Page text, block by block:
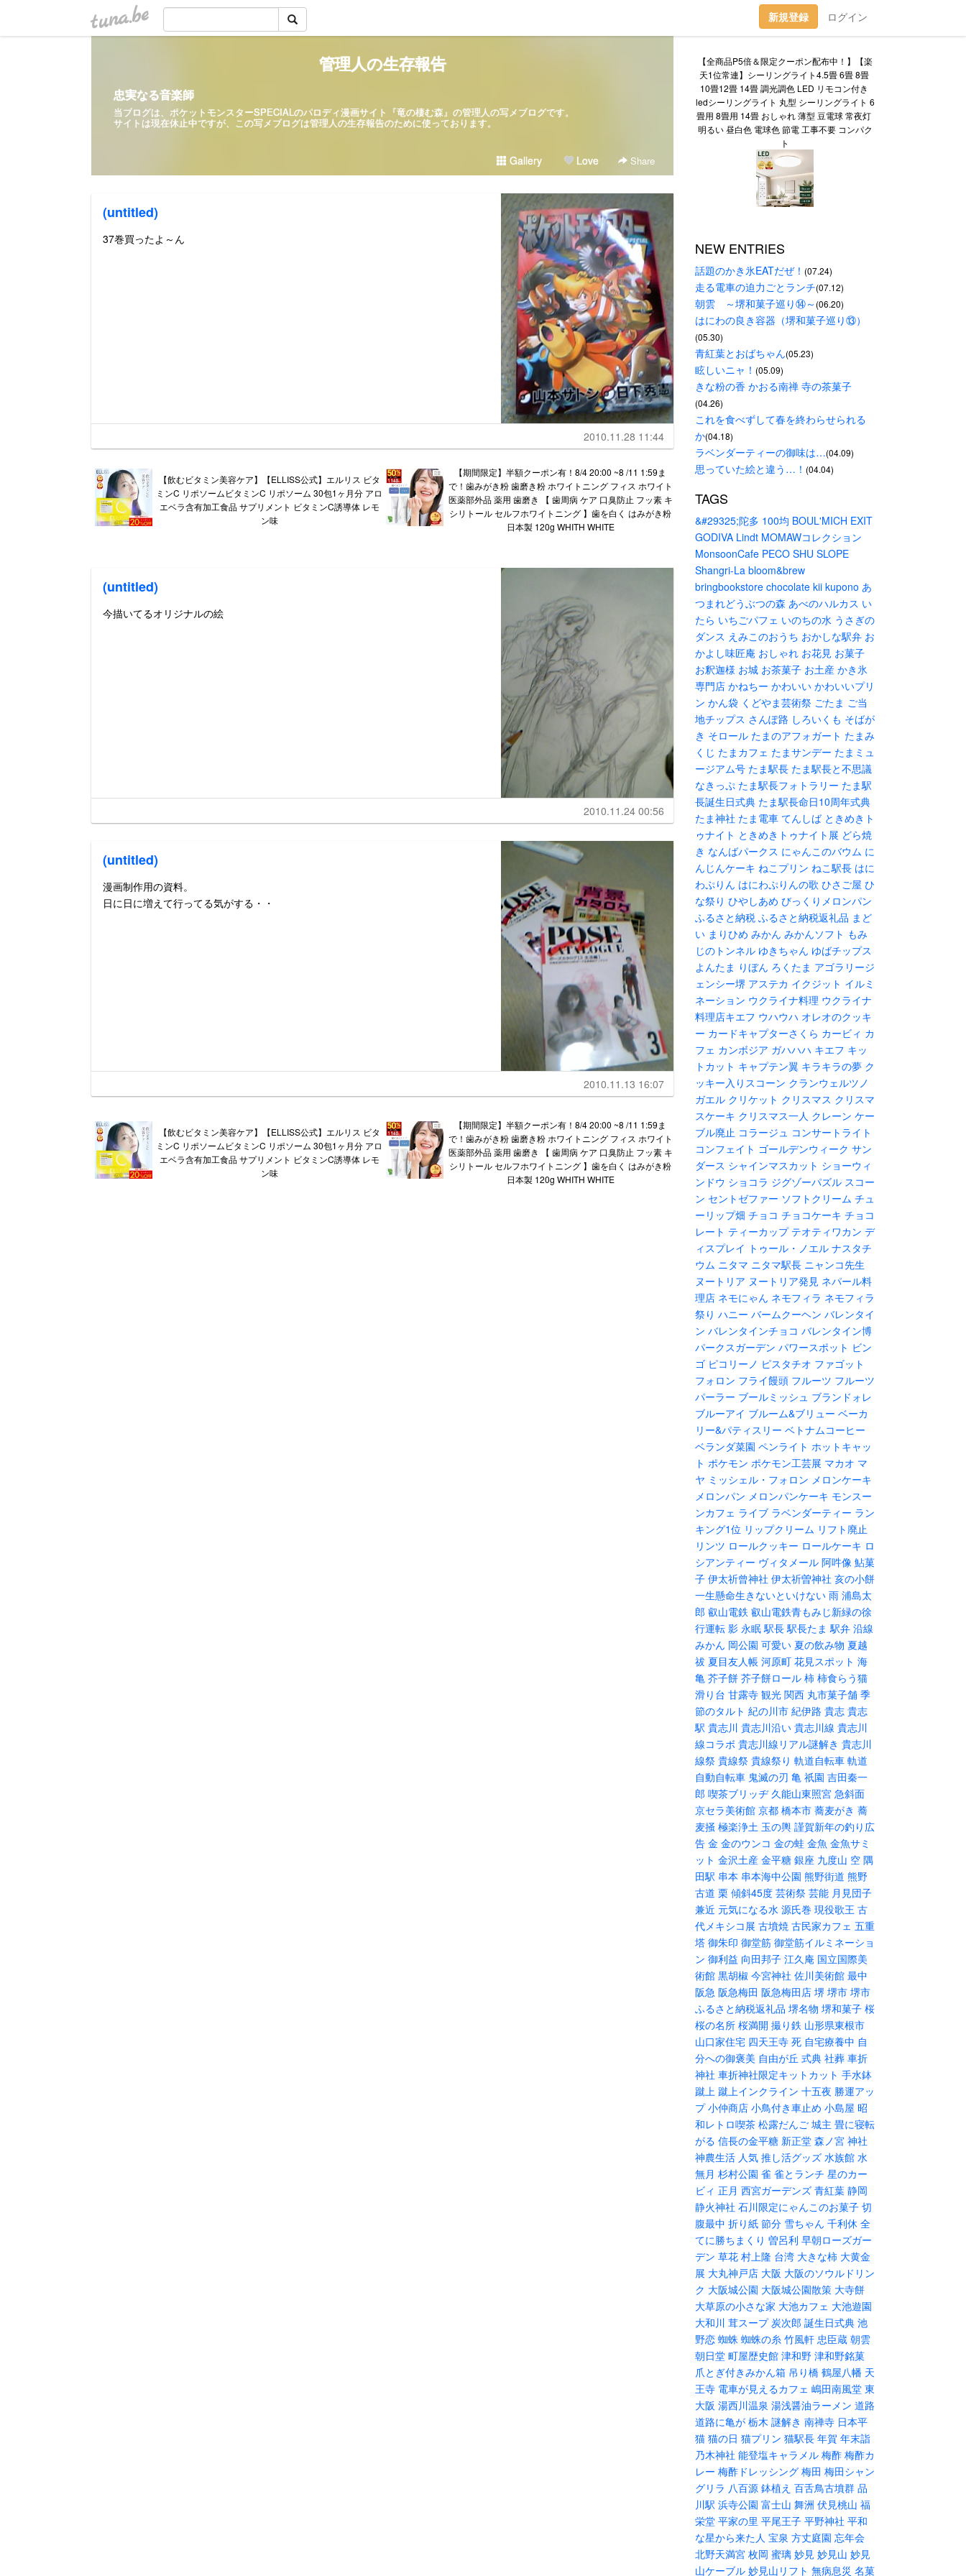
tuna.be 新規登録 ログイン
管理人の生存報告
忠実なる音楽師
当ブログは、ポケットモンスターSPECIALのパロディ漫画サイト『竜の棲む森』の管理人の写メブログです。
サイトは現在休止中ですが、この写メブログは管理人の生存報告のために使っております。
Gallery Love Share
(untitled)
37巻買ったよ～ん
2010.11.28 11:44
【飲むビタミン美容ケア】【ELLISS公式】エルリス ビタ
ミンC リポソームビタミンC リポソーム 30包1ヶ月分 アロ
エベラ含有加工食品 サプリメント ビタミンC誘導体 レモ
ン味
【期間限定】半額クーポン有！8/4 20:00 ~8 /11 1:59ま
で！歯みがき粉 歯磨き粉 ホワイトニング フィス ホワイト
医薬部外品 薬用 歯磨き 【 歯周病 ケア 口臭防止 フッ素 キ
シリトール セルフホワイトニング 】歯を白く はみがき粉
日本製 120g WHITH WHITE
(untitled)
今描いてるオリジナルの絵
2010.11.24 00:56
(untitled)
漫画制作用の資料。
日に日に増えて行ってる気がする・・
2010.11.13 16:07
【飲むビタミン美容ケア】【ELLISS公式】エルリス ビタ
ミンC リポソームビタミンC リポソーム 30包1ヶ月分 アロ
エベラ含有加工食品 サプリメント ビタミンC誘導体 レモ
ン味
【期間限定】半額クーポン有！8/4 20:00 ~8 /11 1:59ま
で！歯みがき粉 歯磨き粉 ホワイトニング フィス ホワイト
医薬部外品 薬用 歯磨き 【 歯周病 ケア 口臭防止 フッ素 キ
シリトール セルフホワイトニング 】歯を白く はみがき粉
日本製 120g WHITH WHITE
【全商品P5倍＆限定クーポン配布中！】【楽
天1位常連】シーリングライト4.5畳 6畳 8畳
10畳12畳 14畳 調光調色 LED リモコン付き
ledシーリングライト 丸型 シーリングライト 6
畳用 8畳用 14畳 おしゃれ 薄型 豆電球 常夜灯
明るい 昼白色 電球色 節電 工事不要 コンパク
ト
NEW ENTRIES
話題のかき氷EATだぜ！ (07.24)
走る電車の迫力ごとランチ(07.12)
朝雲　～堺和菓子巡り⑭～(06.20)
はにわの良き容器（堺和菓子巡り⑬）
(05.30)
青紅葉とおばちゃん(05.23)
眩しいニャ！ (05.09)
きな粉の香 かおる南禅 寺の茶菓子
(04.26)
これを食べずして春を終わらせられる
か(04.18)
ラベンダーティーの御味は…(04.09)
思っていた絵と違う…！ (04.04)
TAGS
&#29325;陀多 100均 BOUL'MICH EXIT
GODIVA Lindt MOMAWコレクション
MonsoonCafe PECO SHU SLOPE
Shangri-La bloom&brew
bringbookstore chocolate kii kupono あ
つまれどうぶつの森 あべのハルカス い
たら いちごパフェ いのちの水 うさぎの
ダンス えみこのおうち おかしな駅弁 お
かよし味匠庵 おしゃれ お花見 お菓子
お釈迦様 お城 お茶菓子 お土産 かき氷
専門店 かねちー かわいい かわいいプリ
ン かん袋 くどやま芸術祭 ごたま ご当
地チップス さんぽ路 しろいくも そばが
き そロール たまのアフォガート たまみ
くじ たまカフェ たまサンデー たまミュ
ージアム号 たま駅長 たま駅長と不思議
なきっぷ たま駅長フォトラリー たま駅
長誕生日式典 たま駅長命日10周年式典
たま神社 たま電車 てんしば ときめきト
ゥナイト ときめきトゥナイト展 どら焼
き なんばパークス にゃんこのバウム に
んじんケーキ ねこプリン ねこ駅長 はに
わぷりん はにわぷりんの歌 ひさご屋 ひ
な祭り ひやしあめ びっくりメロンパン
ふるさと納税 ふるさと納税返礼品 まど
い まりひめ みかん みかんソフト もみ
じのトンネル ゆきちゃん ゆばチップス
よんたま りぼん ろくたま アゴラリージ
ェンシー堺 アステカ イクジット イルミ
ネーション ウクライナ料理 ウクライナ
料理店キエフ ウハウハ オレオのクッキ
ー カードキャプターさくら カービィ カ
フェ カンボジア ガハハハ キエフ キッ
トカット キャプテン翼 キラキラの夢 ク
ッキー入りスコーン クランウェルツノ
ガエル クリケット クリスマス クリスマ
スケーキ クリスマス一人 クレーン ケー
ブル廃止 コラージュ コンサートライト
コンフェイト ゴールデンウィーク サン
ダース シャインマスカット ショーウィ
ンドウ ショコラ ジグゾーパズル スコー
ン セントゼファー ソフトクリーム チュ
ーリップ畑 チョコ チョコケーキ チョコ
レート ティーカップ テオティワカン デ
ィスプレイ トゥール・ノエル ナスタチ
ウム ニタマ ニタマ駅長 ニャンコ先生
ヌートリア ヌートリア発見 ネパール料
理店 ネモにゃん ネモフィラ ネモフィラ
祭り ハニー バームクーヘン バレンタイ
ン バレンタインチョコ バレンタイン博
パークスガーデン パワースポット ビン
ゴ ピコリーノ ピスタチオ ファゴット
フォロン フライ饅頭 フルーツ フルーツ
パーラー ブールミッシュ ブランドォレ
ブルーアイ ブルーム&ブリュー ベーカ
リー&パティスリー ベトナムコーヒー
ベランダ菜園 ペンライト ホットキャッ
ト ポケモン ポケモン工芸展 マカオ マ
ヤ ミッシェル・フォロン メロンケーキ
メロンパン メロンパンケーキ モンスー
ンカフェ ライブ ラベンダーティー ラン
キング1位 リップクリーム リフト廃止
リンツ ロールクッキー ロールケーキ ロ
シアンティー ヴィタメール 阿吽像 鮎菓
子 伊太祈曾神社 伊太祈曽神社 亥の小餅
一生懸命生きないといけない 雨 浦島太
郎 叡山電鉄 叡山電鉄青もみじ新緑の徐
行運転 影 永眠 駅長 駅長たま 駅弁 沿線
みかん 岡公園 可愛い 夏の飲み物 夏越
祓 夏目友人帳 河原町 花見スポット 海
亀 芥子餅 芥子餅ロール 柿 柿食らう猫
滑り台 甘露寺 観光 関西 丸市菓子舗 季
節のタルト 紀の川市 紀伊路 貴志 貴志
駅 貴志川 貴志川沿い 貴志川線 貴志川
線コラボ 貴志川線リアル謎解き 貴志川
線祭 貴線祭 貴線祭り 軌道自転車 軌道
自動自転車 鬼滅の刃 亀 祇園 吉田秦一
郎 喫茶ブリッヂ 久能山東照宮 急斜面
京セラ美術館 京都 橋本市 蕎麦がき 蕎
麦掻 極楽浄土 玉の輿 謹賀新年の釣り広
告 金 金のウンコ 金の蛙 金魚 金魚サミ
ット 金沢土産 金平糖 銀座 九度山 空 隅
田駅 串本 串本海中公園 熊野街道 熊野
古道 栗 傾斜45度 芸術祭 芸能 月見団子
兼近 元気になる水 源氏巻 現役歌王 古
代メキシコ展 古墳焼 古民家カフェ 五重
塔 御朱印 御堂筋 御堂筋イルミネーショ
ン 御利益 向田邦子 江久庵 国立国際美
術館 黒胡椒 今宮神社 佐川美術館 最中
阪急 阪急梅田 阪急梅田店 堺 堺市 堺市
ふるさと納税返礼品 堺名物 堺和菓子 桜
桜の名所 桜満開 撮り鉄 山形県東根市
山口家住宅 四天王寺 死 自宅療養中 自
分への御褒美 自由が丘 式典 社葬 車折
神社 車折神社限定キットカット 手水鉢
蹴上 蹴上インクライン 十五夜 勝運アッ
プ 小仲商店 小鳥付き車止め 小島屋 昭
和レトロ喫茶 松露だんご 城主 畳に寝転
がる 信長の金平糖 新正堂 森ノ宮 神社
神農生活 人気 推し活グッズ 水族館 水
無月 杉村公園 雀 雀とランチ 星のカー
ビィ 正月 西宮ガーデンズ 青紅葉 静岡
静火神社 石川限定にゃんこのお菓子 切
腹最中 折り紙 節分 雪ちゃん 千利休 全
てに勝ちまくり 曽呂利 早朝ローズガー
デン 草花 村上隆 台湾 大きな柿 大黄金
展 大丸神戸店 大阪 大阪のソウルドリン
ク 大阪城公園 大阪城公園散策 大寺餅
大草原の小さな家 大池カフェ 大池遊園
大和川 茸スープ 炭次郎 誕生日式典 池
野恋 蜘蛛 蜘蛛の糸 竹風軒 忠臣蔵 朝雲
朝日堂 町屋歴史館 津和野 津和野銘菓
爪とぎ付きみかん箱 吊り橋 鶴屋八幡 天
王寺 電車が見えるカフェ 嶋田南風堂 東
大阪 湯西川温泉 湯浅醤油ラーメン 道路
道路に亀が 栃木 謎解き 南禅寺 日本平
猫 猫の日 猫プリン 猫駅長 年賀 年末詣
乃木神社 能登塩キャラメル 梅酢 梅酢カ
レー 梅酢ドレッシング 梅田 梅田シャン
グリラ 八百源 鉢植え 百舌鳥古墳群 品
川駅 浜寺公園 富士山 舞洲 伏見桃山 福
栄堂 平家の里 平尾王子 平野神社 平和
な星から来た人 宝泉 方丈庭園 忘年会
北野天満宮 枚岡 蜜璃 妙見 妙見山 妙見
山ケーブル 妙見山リフト 無病息災 名菓